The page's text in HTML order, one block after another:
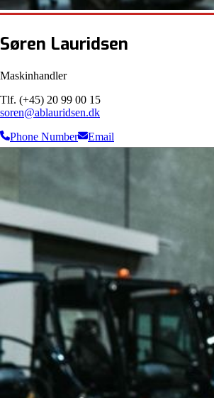
Søren Lauridsen
Maskinhandler
Tlf. (+45) 20 99 00 15
soren@ablauridsen.dk
Phone Number
Email